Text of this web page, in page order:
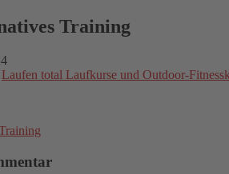
Training
Laufen total Laufkurse und Outdoor-